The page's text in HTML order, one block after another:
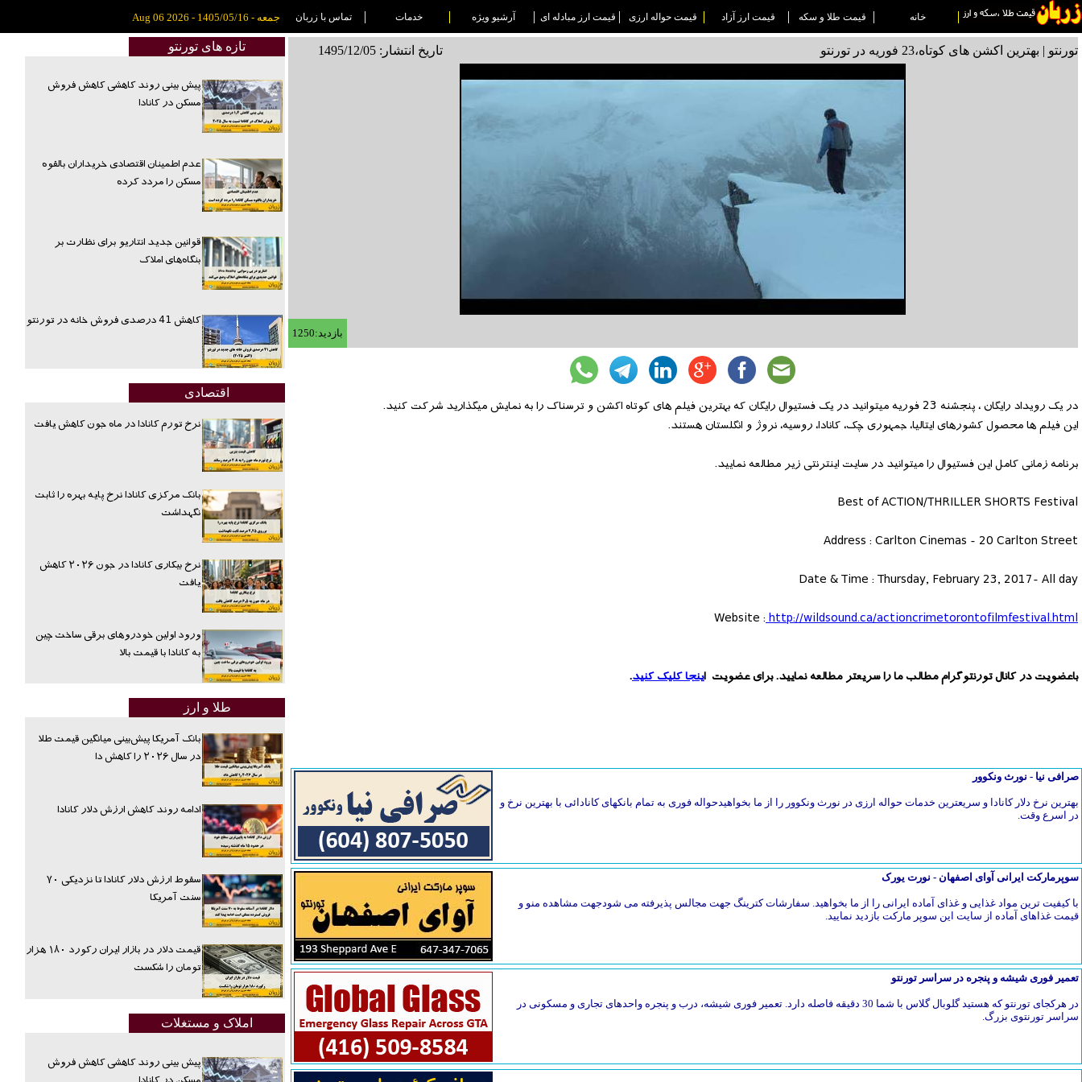
خانه قیمت طلا و سکه قیمت ارز آزاد قیمت حواله ارزی قیمت ارز مبادله ای آرشیو ویژه خدمات تماس با زربان جمعه - 1405/05/16 - Aug 06 2026
تورنتو | بهترین اکشن های کوتاه،23 فوریه در تورنتو تاریخ انتشار: 1495/12/05
بازدید:1250
در یک رویداد رایگان ، پنجشنه 23 فوریه میتوانید در یک فستیوال رایگان که بهترین فیلم های کوتاه اکشن و ترسناک را به نمایش میگذارید شرکت کنید.
این فیلم ها محصول کشورهای ایتالیا، جمهوری چک، کانادا، روسیه، نروژ و انگلستان هستند.
برنامه زمانی کامل این فستیوال را میتوانید در سایت اینترنتی زیر مطالعه نمایید.
Best of ACTION/THRILLER SHORTS Festival
Address : Carlton Cinemas - 20 Carlton Street
Date & Time : Thursday, February 23, 2017- All day
Website :http://wildsound.ca/actioncrimetorontofilmfestival.html
باعضویت در کانال تورنتوگرام مطالب ما را سریعتر مطالعه نمایید. برای عضویت اینجا کلیک کنید.
صرافی نیا - نورث ونکوور
بهترین نرخ دلار کانادا و سریعترین خدمات حواله ارزی در نورث ونکوور را از ما بخواهیدحواله فوری به تمام بانکهای کانادائی با بهترین نرخ و
در اسرع وقت.
سوپرمارکت ایرانی آوای اصفهان - نورت یورک
با کیفیت ترین مواد غذایی و غذای آماده ایرانی را از ما بخواهید. سفارشات کترینگ جهت مجالس پذیرفته می شودجهت مشاهده منو و
قیمت غذاهای آماده از سایت این سوپر مارکت بازدید نمایید.
تعمیر فوری شیشه و پنجره در سراسر تورنتو
در هرکجای تورنتو که هستید گلوبال گلاس با شما 30 دقیقه فاصله دارد. تعمیر فوری شیشه، درب و پنجره واحدهای تجاری و مسکونی در
سراسر تورنتوی بزرگ.
تازه های تورنتو
پیش بینی روند کاهشی کاهش فروش
مسکن در کانادا
عدم اطمینان اقتصادی خریداران بالقوه
مسکن را مردد کرده
قوانین جدید انتاریو برای نظارت بر
بنگاه‌های املاک
کاهش 41 درصدی فروش خانه در تورنتو
اقتصادی
نرخ تورم کانادا در ماه جون کاهش یافت
بانک مرکزی کانادا نرخ پایه بهره را ثابت
نگهداشت
نرخ بیکاری کانادا در جون ۲۰۲۶ کاهش
یافت
ورود اولین خودروهای برقی ساخت چین
به کانادا با قیمت بالا
طلا و ارز
بانک آمریکا پیش‌بینی میانگین قیمت طلا
در سال ۲۰۲۶ را کاهش دا
ادامه روند کاهش ارزش دلار کانادا
سقوط ارزش دلار کانادا تا نزدیکی ۷۰
سنت آمریکا
قیمت دلار در بازار ایران رکورد ۱۸۰ هزار
تومان را شکست
املاک و مستغلات
پیش بینی روند کاهشی کاهش فروش